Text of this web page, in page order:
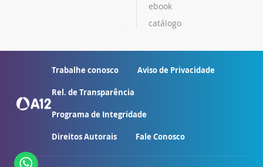
ebook
catálogo
Trabalhe conosco Aviso de Privacidade
Rel. de Transparência
Programa de Integridade
Direitos Autorais Fale Conosco